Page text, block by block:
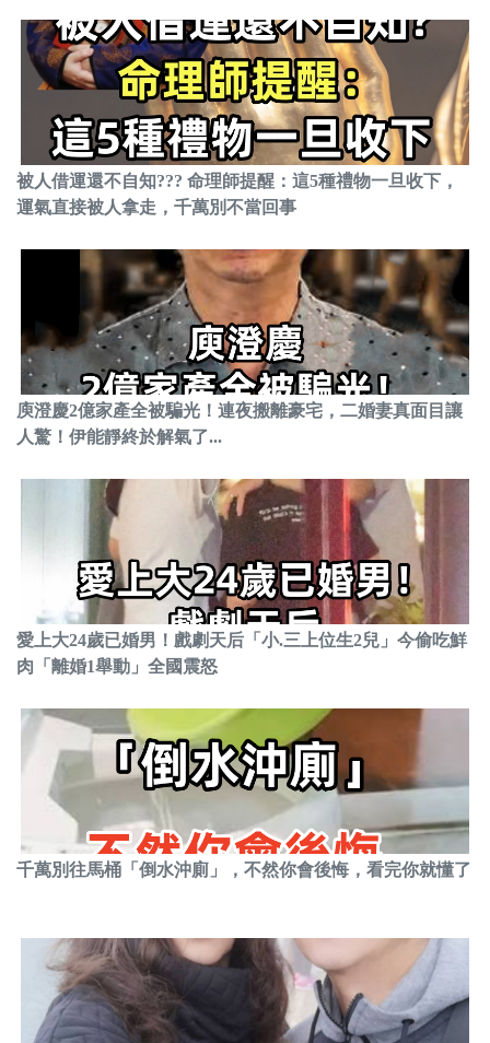
被人借運還不自知??? 命理師提醒：這5種禮物一旦收下，
運氣直接被人拿走，千萬別不當回事
庾澄慶2億家產全被騙光！連夜搬離豪宅，二婚妻真面目讓
人驚！伊能靜終於解氣了...
愛上大24歲已婚男！戲劇天后「小.三上位生2兒」今偷吃鮮
肉「離婚1舉動」全國震怒
千萬別往馬桶「倒水沖廁」，不然你會後悔，看完你就懂了